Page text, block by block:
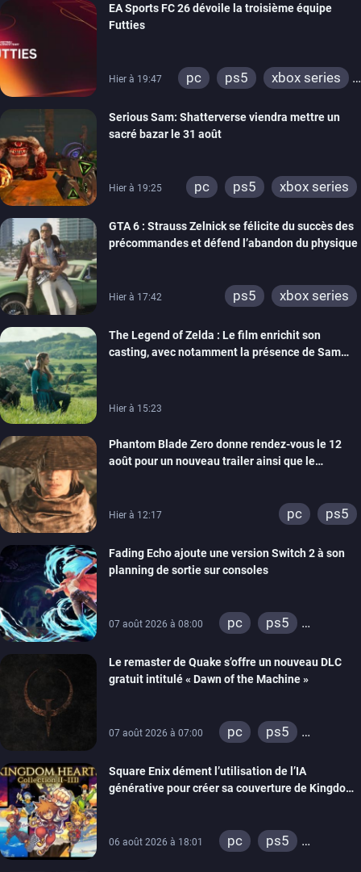
EA Sports FC 26 dévoile la troisième équipe
Futties
Hier à 19:47 pc ps5
xbox series
xbox one
switch 2
Serious Sam: Shatterverse viendra mettre un
sacré bazar le 31 août
Hier à 19:25 pc ps5 xbox series
GTA 6 : Strauss Zelnick se félicite du succès des
précommandes et défend l’abandon du physique
Hier à 17:42 ps5 xbox series
The Legend of Zelda : Le film enrichit son
casting, avec notamment la présence de Sam
Hier à 15:23
Phantom Blade Zero donne rendez-vous le 12
août pour un nouveau trailer ainsi que le
Hier à 12:17 pc ps5
Fading Echo ajoute une version Switch 2 à son
planning de sortie sur consoles
07 août 2026 à 08:00 pc
ps5
Le remaster de Quake s’offre un nouveau DLC
gratuit intitulé « Dawn of the Machine »
07 août 2026 à 07:00 pc
ps5
switch
ps4
xbox one
Square Enix dément l’utilisation de l’IA
générative pour créer sa couverture de Kingdom
06 août 2026 à 18:01 pc
ps5